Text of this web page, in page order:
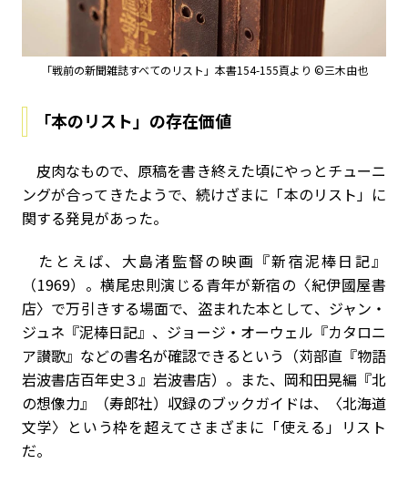
「戦前の新聞雑誌すべてのリスト」本書154-155頁より ©三木由也
「本のリスト」の存在価値
皮肉なもので、原稿を書き終えた頃にやっとチューニ
ングが合ってきたようで、続けざまに「本のリスト」に
関する発見があった。
たとえば、大島渚監督の映画『新宿泥棒日記』
（1969）。横尾忠則演じる青年が新宿の〈紀伊國屋書
店〉で万引きする場面で、盗まれた本として、ジャン・
ジュネ『泥棒日記』、ジョージ・オーウェル『カタロニ
ア讃歌』などの書名が確認できるという（苅部直『物語
岩波書店百年史３』岩波書店）。また、岡和田晃編『北
の想像力』（寿郎社）収録のブックガイドは、〈北海道
文学〉という枠を超えてさまざまに「使える」リスト
だ。